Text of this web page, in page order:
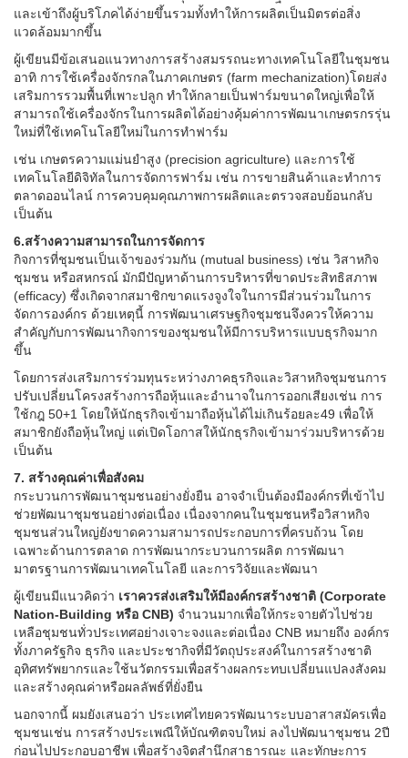
และเข้าถึงผู้บริโภคได้ง่ายขึ้นรวมทั้งทำให้การผลิตเป็นมิตรต่อสิ่ง
แวดล้อมมากขึ้น
ผู้เขียนมีข้อเสนอแนวทางการสร้างสมรรถนะทางเทคโนโลยีในชุมชน
อาทิ การใช้เครื่องจักรกลในภาคเกษตร (farm mechanization)โดยส่ง
เสริมการรวมพื้นที่เพาะปลูก ทำให้กลายเป็นฟาร์มขนาดใหญ่เพื่อให้
สามารถใช้เครื่องจักรในการผลิตได้อย่างคุ้มค่าการพัฒนาเกษตรกรรุ่น
ใหม่ที่ใช้เทคโนโลยีใหม่ในการทำฟาร์ม
เช่น เกษตรความแม่นยำสูง (precision agriculture) และการใช้
เทคโนโลยีดิจิทัลในการจัดการฟาร์ม เช่น การขายสินค้าและทำการ
ตลาดออนไลน์ การควบคุมคุณภาพการผลิตและตรวจสอบย้อนกลับ
เป็นต้น
6.สร้างความสามารถในการจัดการ
กิจการที่ชุมชนเป็นเจ้าของร่วมกัน (mutual business) เช่น วิสาหกิจ
ชุมชน หรือสหกรณ์ มักมีปัญหาด้านการบริหารที่ขาดประสิทธิสภาพ
(efficacy) ซึ่งเกิดจากสมาชิกขาดแรงจูงใจในการมีส่วนร่วมในการ
จัดการองค์กร ด้วยเหตุนี้ การพัฒนาเศรษฐกิจชุมชนจึงควรให้ความ
สำคัญกับการพัฒนากิจการของชุมชนให้มีการบริหารแบบธุรกิจมาก
ขึ้น
โดยการส่งเสริมการร่วมทุนระหว่างภาคธุรกิจและวิสาหกิจชุมชนการ
ปรับเปลี่ยนโครงสร้างการถือหุ้นและอำนาจในการออกเสียงเช่น การ
ใช้กฎ 50+1 โดยให้นักธุรกิจเข้ามาถือหุ้นได้ไม่เกินร้อยละ49 เพื่อให้
สมาชิกยังถือหุ้นใหญ่ แต่เปิดโอกาสให้นักธุรกิจเข้ามาร่วมบริหารด้วย
เป็นต้น
7. สร้างคุณค่าเพื่อสังคม
กระบวนการพัฒนาชุมชนอย่างยั่งยืน อาจจำเป็นต้องมีองค์กรที่เข้าไป
ช่วยพัฒนาชุมชนอย่างต่อเนื่อง เนื่องจากคนในชุมชนหรือวิสาหกิจ
ชุมชนส่วนใหญ่ยังขาดความสามารถประกอบการที่ครบถ้วน โดย
เฉพาะด้านการตลาด การพัฒนากระบวนการผลิต การพัฒนา
มาตรฐานการพัฒนาเทคโนโลยี และการวิจัยและพัฒนา
ผู้เขียนมีแนวคิดว่า เราควรส่งเสริมให้มีองค์กรสร้างชาติ (Corporate
Nation-Building หรือ CNB) จำนวนมากเพื่อให้กระจายตัวไปช่วย
เหลือชุมชนทั่วประเทศอย่างเจาะจงและต่อเนื่อง CNB หมายถึง องค์กร
ทั้งภาครัฐกิจ ธุรกิจ และประชากิจที่มีวัตถุประสงค์ในการสร้างชาติ
อุทิศทรัพยากรและใช้นวัตกรรมเพื่อสร้างผลกระทบเปลี่ยนแปลงสังคม
และสร้างคุณค่าหรือผลลัพธ์ที่ยั่งยืน
นอกจากนี้ ผมยังเสนอว่า ประเทศไทยควรพัฒนาระบบอาสาสมัครเพื่อ
ชุมชนเช่น การสร้างประเพณีให้บัณฑิตจบใหม่ ลงไปพัฒนาชุมชน 2ปี
ก่อนไปประกอบอาชีพ เพื่อสร้างจิตสำนึกสาธารณะ และทักษะการ